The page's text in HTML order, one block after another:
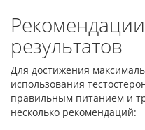
результатов
Для достижения
использования
правильным питанием и
несколько рекомендаций: